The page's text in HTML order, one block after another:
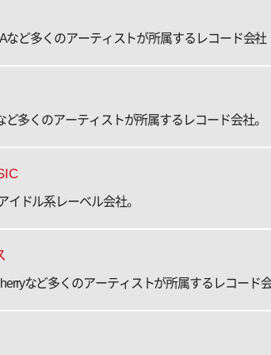
など多くのアーティストが所属するレコード会社
多くのアーティストが所属するレコード会社。
ドル系レーベル会社。
など多くのアーティストが所属するレコード